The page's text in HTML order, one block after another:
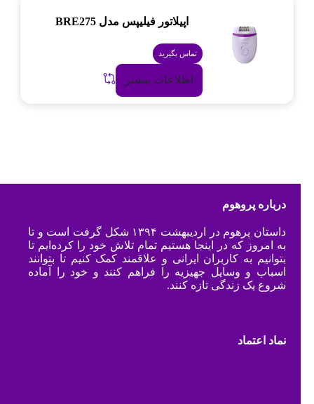
اپیلاتور فیلیپس مدل BRE275
تماس بگیرید
اطلاعات بیشتر
درباره پروهوم
داستان پرهوم در اردیبهشت ۱۳۹۴ شکل گرفت است و تا
به امروز که در اینجا هستیم تمام تلاش خود را کرده‌ایم تا
بتوانیم به کاربران ایرانی و علاقمند کمک کنیم تا بتوانند
اسباب و وسایل جهیزیه را فراهم کنند و خود را آماده
شروع یک زندگی تازه کنند.
نماد اعتماد